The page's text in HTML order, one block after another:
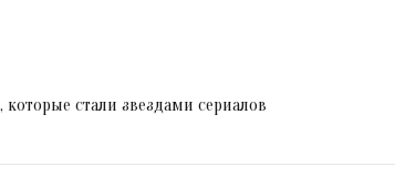
стали звездами сериалов